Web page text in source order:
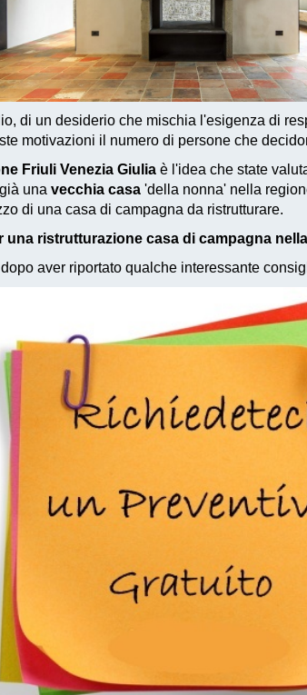
di un desiderio che mischia l'esigenza di
motivazioni il numero di persone che
Friuli Venezia Giulia è l'idea che state
una vecchia casa 'della nonna' nella
di una casa di campagna da ristrutturare.
una ristrutturazione casa di campagna
aver riportato qualche interessante